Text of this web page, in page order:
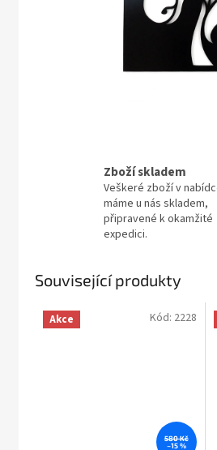
Zboží skladem
Veškeré zboží v
máme u nás skladem,
připravené k okamžité
expedici.
Související produkty
Akce
580 Kč
–15 %
Kód: 2228